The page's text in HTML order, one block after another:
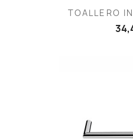
TOALLERO